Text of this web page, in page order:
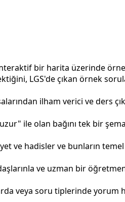
bir harita üzerinde
LGS'de çıkan örnek
ilham verici ve ders
ile olan bağını tek bir
ve hadisler ve bunların
ve uzman bir
veya soru tiplerinde yorum